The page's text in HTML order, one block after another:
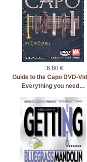
16,80 €
Guide to the Capo DVD-
Everything you need…